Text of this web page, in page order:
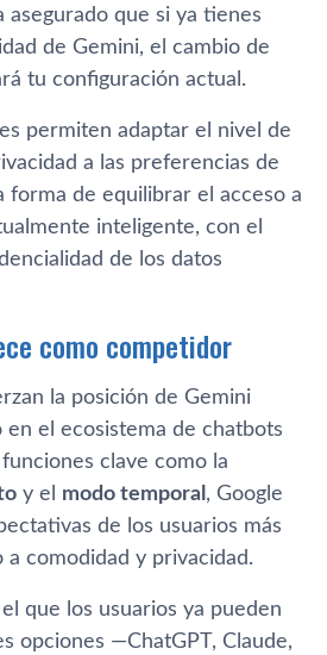
asegurado que si ya tienes
de Gemini, el cambio de
tu configuración actual.
permiten adaptar el nivel de
a las preferencias de
forma de equilibrar el acceso a
inteligente, con el
de los datos
como competidor
la posición de Gemini
el ecosistema de chatbots
clave como la
y el modo temporal , Google
de los usuarios más
comodidad y privacidad.
que los usuarios ya pueden
opciones —ChatGPT, Claude,